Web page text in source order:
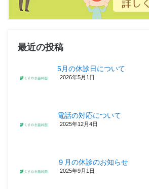
最近の投稿
5月の休診日について
2026年5月1日
電話の対応について
2025年12月4日
９月の休診のお知らせ
2025年9月1日